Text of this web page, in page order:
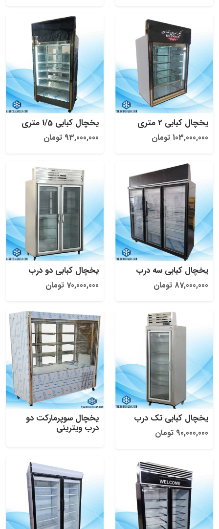
یخچال کبابی 2 متری
103,000,000 تومان
یخچال کبابی 1/5 متری
93,000,000 تومان
یخچال کبابی سه درب
87,000,000 تومان
یخچال کبابی دو درب
70,000,000 تومان
یخچال کبابی تک درب
90,000,000 تومان
یخچال سوپرمارکت دو
درب ویترینی